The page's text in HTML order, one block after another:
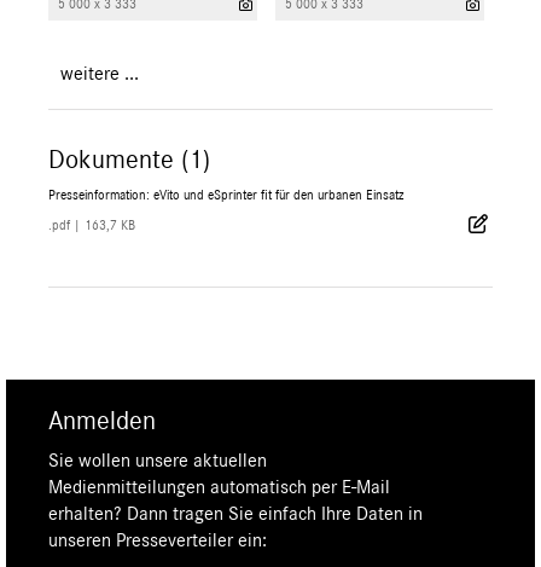
5 000 x 3 333 5 000 x 3 333
weitere ...
Dokumente (1)
Presseinformation: eVito und eSprinter fit für den urbanen Einsatz
.pdf 163,7 KB
Anmelden
Sie wollen unsere aktuellen
Medienmitteilungen automatisch per E-Mail
erhalten? Dann tragen Sie einfach Ihre Daten in
unseren Presseverteiler ein: